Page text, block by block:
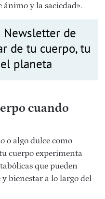
ánimo y la saciedad».
Newsletter de
de tu cuerpo, tu
planeta
cuando
o algo dulce como
cuerpo experimenta
que pueden
bienestar a lo largo del